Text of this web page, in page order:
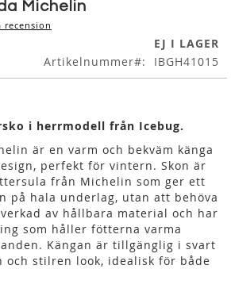
Michelin
EJ I LAGER
Artikelnummer
IBGH41015
i herrmodell från Icebug.
är en varm och bekväm känga
perfekt för vintern. Skon är
från Michelin som ger ett
på hala underlag, utan att behöva
av hållbara material och har
som håller fötterna varma
Kängan är tillgänglig i svart
och stilren look, idealisk för både